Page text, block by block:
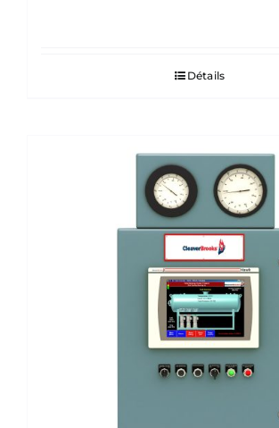
Détails